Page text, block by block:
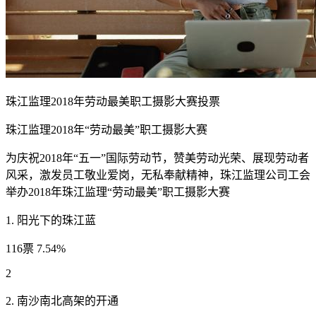
珠江监理2018年劳动最美职工摄影大赛投票
珠江监理2018年“劳动最美”职工摄影大赛
为庆祝2018年“五一”国际劳动节，赞美劳动光荣、展现劳动者
风采，激发员工敬业爱岗，无私奉献精神，珠江监理公司工会
举办2018年珠江监理“劳动最美”职工摄影大赛
1. 阳光下的珠江蓝
116票 7.54%
2
2. 南沙南北高架的开通